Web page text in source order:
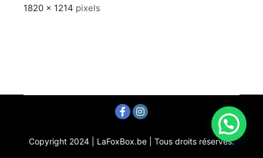
1820 × 1214 pixels
Copyright 2024 | LaFoxBox.be | Tous droits réservés.